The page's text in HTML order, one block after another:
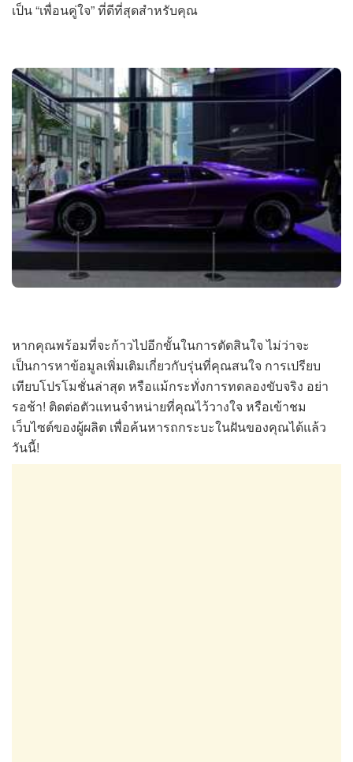
เป็น “เพื่อนคู่ใจ” ที่ดีที่สุดสำหรับคุณ
หากคุณพร้อมที่จะก้าวไปอีกขั้นในการตัดสินใจ ไม่ว่าจะ
เป็นการหาข้อมูลเพิ่มเติมเกี่ยวกับรุ่นที่คุณสนใจ การเปรียบ
เทียบโปรโมชั่นล่าสุด หรือแม้กระทั่งการทดลองขับจริง อย่า
รอช้า! ติดต่อตัวแทนจำหน่ายที่คุณไว้วางใจ หรือเข้าชม
เว็บไซต์ของผู้ผลิต เพื่อค้นหารถกระบะในฝันของคุณได้แล้ว
วันนี้!